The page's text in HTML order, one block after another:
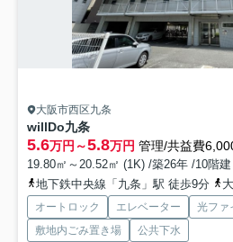
大阪市西区九条
willDo九条
5.6万円～5.8万円 管理/共益費
19.80㎡～20.52㎡ (1K) /築26年 /10階建
地下鉄中央線「九条」駅 徒歩9分
オートロック エレベーター 光ファ
敷地内ごみ置き場
公共下水